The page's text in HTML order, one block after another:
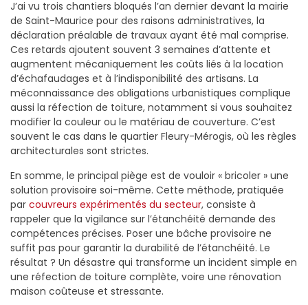
J’ai vu trois chantiers bloqués l’an dernier devant la mairie
de Saint-Maurice pour des raisons administratives, la
déclaration préalable de travaux ayant été mal comprise.
Ces retards ajoutent souvent 3 semaines d’attente et
augmentent mécaniquement les coûts liés à la location
d’échafaudages et à l’indisponibilité des artisans. La
méconnaissance des obligations urbanistiques complique
aussi la réfection de toiture, notamment si vous souhaitez
modifier la couleur ou le matériau de couverture. C’est
souvent le cas dans le quartier Fleury-Mérogis, où les règles
architecturales sont strictes.
En somme, le principal piège est de vouloir « bricoler » une
solution provisoire soi-même. Cette méthode, pratiquée
par couvreurs expérimentés du secteur, consiste à
rappeler que la vigilance sur l’étanchéité demande des
compétences précises. Poser une bâche provisoire ne
suffit pas pour garantir la durabilité de l’étanchéité. Le
résultat ? Un désastre qui transforme un incident simple en
une réfection de toiture complète, voire une rénovation
maison coûteuse et stressante.